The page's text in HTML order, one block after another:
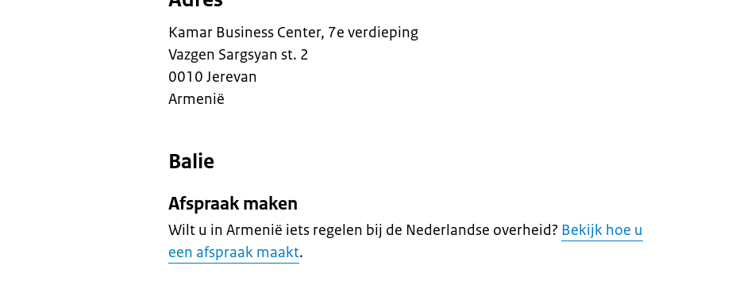
Kamar Business Center, 7e verdieping
Vazgen Sargsyan st. 2
0010 Jerevan
Armenië
Balie
Afspraak maken
Wilt u in Armenië iets regelen bij de Nederlandse overheid? Bekijk hoe u
een afspraak maakt.